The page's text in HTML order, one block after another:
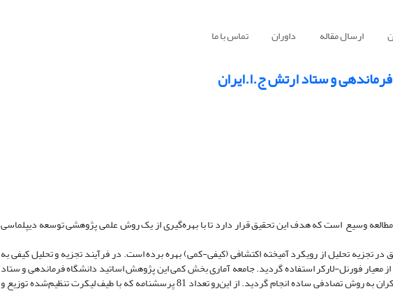
ارسال مقاله داوران تماس با ما
و ستاد ارتش ج.ا.ایران
وسیع‌ است که هدف این تحقیق قرار دارد تا با بهره‌گیری از یک روش‌ علمی پژوهشی توسعه دیپلماسی
تجزیه تحلیل از رویکرد آمیخته اکتشافی (کیفی-کمی) بهره برده است. در فرآیند تجزیه و تحلیل کیفی به
فورنل-لارکر استفاده گردید. جامعه آماری بخش کمی این پژوهش اساتید دانشگاه فرماندهی و ستاد
آجا در سال 1401 به تعداد 87 نفر و نمونه‌گیری با استفاده از جدول کوکران به روش تصادفی ساده انجام گردید. از این‌رو تعداد 81 پرسشنامه که با طیف لیکرت تنظیم‌شده توزیع و